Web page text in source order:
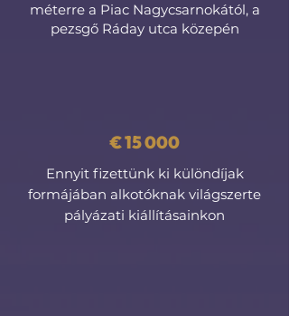
méterre a Piac Nagycsarnokától, a
pezsgő Ráday utca közepén
€ 15 000
Ennyit fizettünk ki különdíjak
formájában alkotóknak világszerte
pályázati kiállításainkon